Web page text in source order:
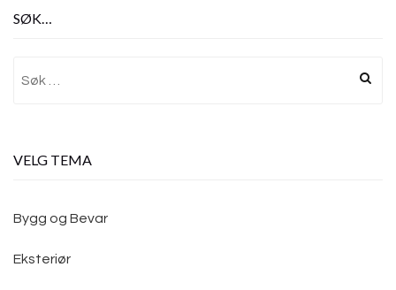
SØK…
VELG TEMA
Bygg og Bevar
Eksteriør